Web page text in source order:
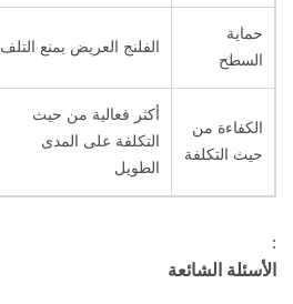
حماية
السطح
الفلنج العريض يمنع التلف
الكفاءة من
حيث التكلفة
أكثر فعالية من حيث
التكلفة على المدى
الطويل
:
الأسئلة الشائعة